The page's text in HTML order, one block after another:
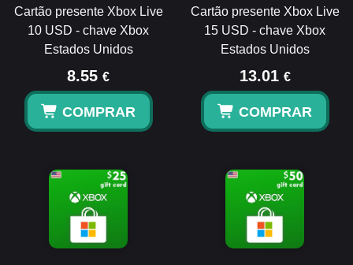
Cartão presente Xbox Live
10 USD - chave Xbox
Estados Unidos
8.55 €
COMPRAR
Cartão presente Xbox Live
15 USD - chave Xbox
Estados Unidos
13.01 €
COMPRAR